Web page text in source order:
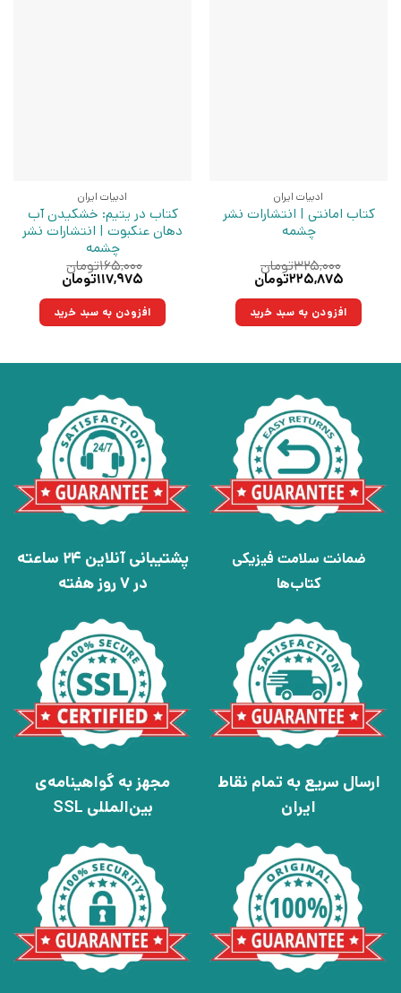
ادبیات ایران
کتاب امانتی | انتشارات نشر
چشمه
۳۲۵,۰۰۰تومان
قیمت
۳۲۵,۰۰۰تومان
بود.
۲۲۵,۸۷۵تومان
۲۲۵,۸۷۵تومان.افزودن به سبد خرید
ادبیات ایران
کتاب در یتیم: خشکیدن آب
دهان عنکبوت | انتشارات نشر
چشمه
۱۶۵,۰۰۰تومان
قیمت
۱۶۵,۰۰۰تومان
بود.
۱۱۷,۹۷۵تومان
۱۱۷,۹۷۵تومان.افزودن به سبد خرید
ضمانت سلامت فیزیکی
کتاب‌ها
پشتیبانی آنلاین 24 ساعته
در 7 روز هفته
ارسال سریع به تمام نقاط
ایران
مجهز به گواهینامه‌ی
بین‌المللی SSL